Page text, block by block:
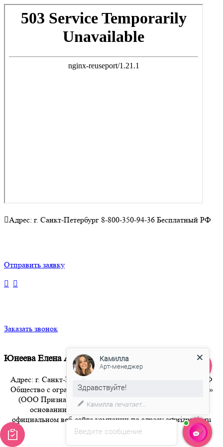
Адрес: г. Санкт-Петербург 8-800-350-94-36 Бесплатный РФ
Отправить заявку
Заказать звонок
Юнеева Елена Андреевна
Адрес: г. Санкт-Петербург 8-800-350-94-36 Бесплатный РФ
Общество с ограниченной ответственностью «Признание»
(ООО Признание) осуществляет свою деятельность на
основании публичной оферты, размещенной на
официальном веб-сайте компании по адресу artpriznanie.ru
office@artpriznanie.ru
Введите сообщение
Камилла
Арт-менеджер
Здравствуйте!
Камилла печатает...